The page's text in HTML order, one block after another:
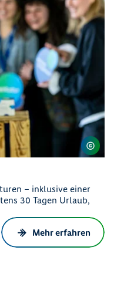
– inklusive einer
30 Tagen Urlaub,
Mehr erfahren